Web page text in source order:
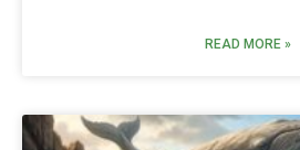
READ MORE »